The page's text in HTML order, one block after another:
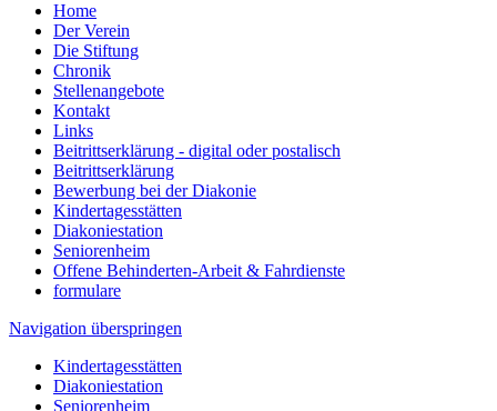
Home
Der Verein
Die Stiftung
Chronik
Stellenangebote
Kontakt
Links
Beitrittserklärung - digital oder postalisch
Beitrittserklärung
Bewerbung bei der Diakonie
Kindertagesstätten
Diakoniestation
Seniorenheim
Offene Behinderten-Arbeit & Fahrdienste
formulare
Navigation überspringen
Kindertagesstätten
Diakoniestation
Seniorenheim